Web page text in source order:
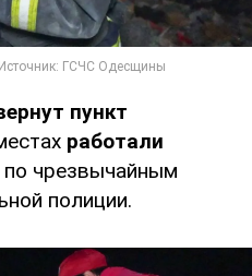
пункт
работали
чрезвычайным
полиции.